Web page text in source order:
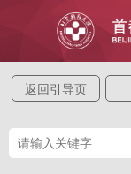
返回引导页